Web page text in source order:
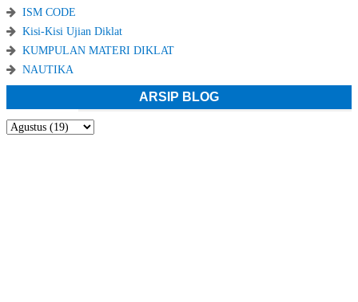
ISM CODE
Kisi-Kisi Ujian Diklat
KUMPULAN MATERI DIKLAT
NAUTIKA
ARSIP BLOG